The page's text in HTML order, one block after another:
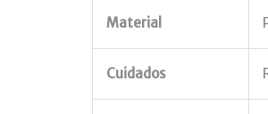
Material
Cuidados